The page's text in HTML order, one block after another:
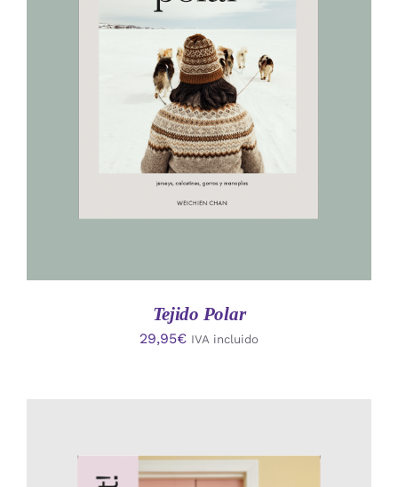
AÑADIR AL CARRITO
/
Tejido Polar
29,95€ IVA incluido